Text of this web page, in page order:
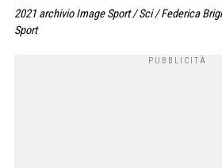
2021 archivio Image Sport / Sci / Federica
Sport